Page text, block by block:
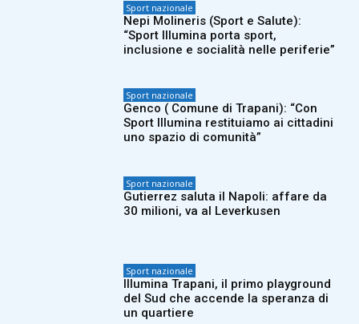
Sport nazionale
Nepi Molineris (Sport e Salute):
“Sport Illumina porta sport,
inclusione e socialità nelle periferie”
Sport nazionale
Genco ( Comune di Trapani): “Con
Sport Illumina restituiamo ai cittadini
uno spazio di comunità”
Sport nazionale
Gutierrez saluta il Napoli: affare da
30 milioni, va al Leverkusen
Sport nazionale
Illumina Trapani, il primo playground
del Sud che accende la speranza di
un quartiere